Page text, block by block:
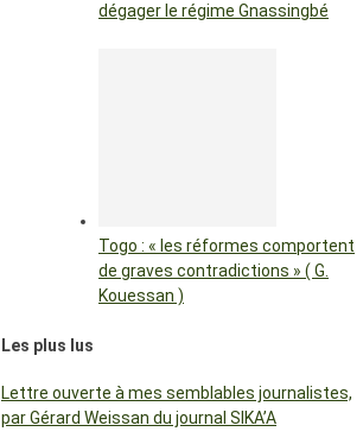
dégager le régime Gnassingbé
Togo : « les réformes comportent
de graves contradictions » ( G.
Kouessan )
Les plus lus
Lettre ouverte à mes semblables journalistes,
par Gérard Weissan du journal SIKA’A